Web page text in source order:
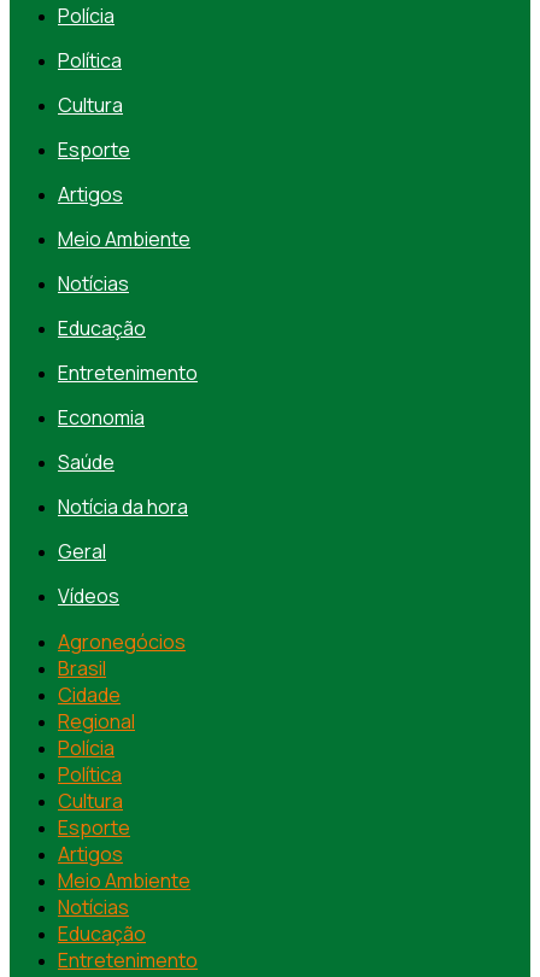
Polícia
Política
Cultura
Esporte
Artigos
Meio Ambiente
Notícias
Educação
Entretenimento
Economia
Saúde
Notícia da hora
Geral
Vídeos
Agronegócios
Brasil
Cidade
Regional
Polícia
Política
Cultura
Esporte
Artigos
Meio Ambiente
Notícias
Educação
Entretenimento